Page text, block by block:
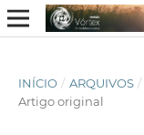
INÍCIO / ARQUIVOS /
Artigo original